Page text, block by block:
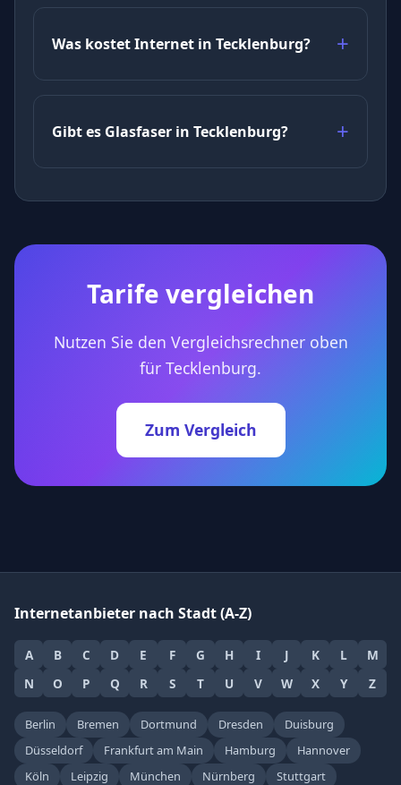
Was kostet Internet in Tecklenburg?
Gibt es Glasfaser in Tecklenburg?
Tarife vergleichen
Nutzen Sie den Vergleichsrechner oben
für Tecklenburg.
Zum Vergleich
Internetanbieter nach Stadt (A-Z)
A B C D E F G H I J K L
M
N
O P Q R S T U V W X Y Z
Berlin Bremen Dortmund Dresden
Duisburg
Düsseldorf
Frankfurt am Main Hamburg
Hannover
Köln
Leipzig München Nürnberg Stuttgart